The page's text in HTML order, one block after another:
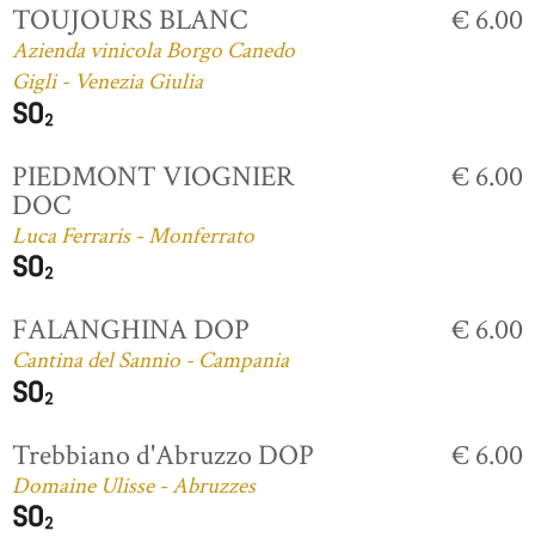
TOUJOURS BLANC
Azienda vinicola Borgo Canedo
Gigli - Venezia Giulia
€ 6.00
PIEDMONT VIOGNIER
DOC
Luca Ferraris - Monferrato
€ 6.00
FALANGHINA DOP
Cantina del Sannio - Campania
€ 6.00
Trebbiano d'Abruzzo DOP
Domaine Ulisse - Abruzzes
€ 6.00